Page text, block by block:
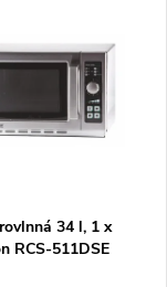
34 l, 1 x
RCS-511DSE